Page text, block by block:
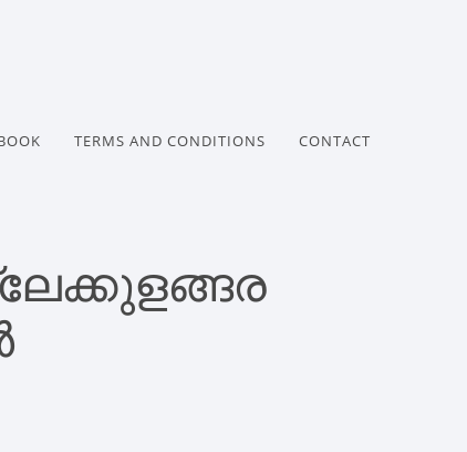
TERMS AND CONDITIONS CONTACT